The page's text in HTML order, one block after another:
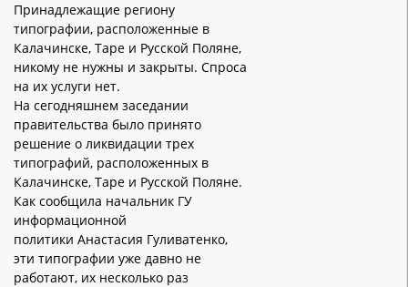
Принадлежащие региону
типографии, расположенные в
Калачинске, Таре и Русской Поляне,
никому не нужны и закрыты. Спроса
на их услуги нет.
На сегодняшнем заседании
правительства было принято
решение о ликвидации трех
типографий, расположенных в
Калачинске, Таре и Русской Поляне.
Как сообщила начальник ГУ
информационной
политики Анастасия Гуливатенко,
эти типографии уже давно не
работают, их несколько раз